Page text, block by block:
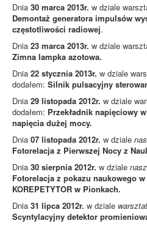
Dnia 30 marca 2013r. w dziale
Demontaż generatora impulsów
częstotliwości radiowej.
Dnia 23 marca 2013r. w dziale
Zimna lampka azotowa.
Dnia 22 stycznia 2013r. w dziale
dodałem: Silnik pulsacyjny
Dnia 29 listopada 2012r. w dziale
dodałem: Przekładnik napięciowy
napięcia dużej mocy.
Dnia 07 listopada 2012r. w dziale
Fotorelacja z Pierwszej Nocy z
Dnia 30 sierpnia 2012r. w dziale
Fotorelacja z pokazu naukowego
KOREPETYTOR w Pionkach.
Dnia 31 lipca 2012r. w dziale
Scyntylacyjny detektor